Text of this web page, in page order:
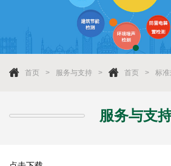
首页 服务与支持 首页 标
服务与支